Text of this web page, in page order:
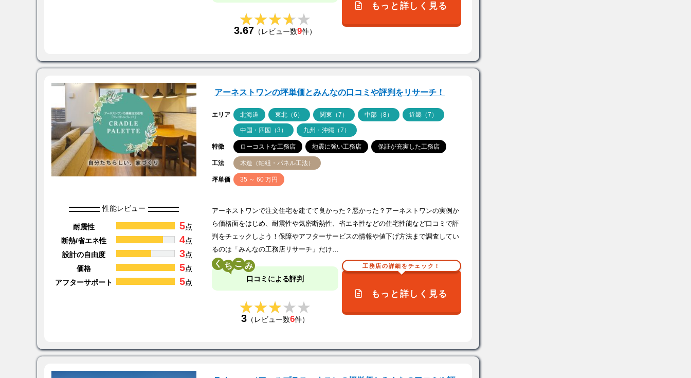
★★★★★
★★★★★
3.67 （レビュー数9件）
もっと詳しく見る
アーネストワンの坪単価とみんなの口コミや評判をリサーチ！
エリア 北海道 東北（6） 関東（7） 中部（8） 近畿（7）
中国・四国（3） 九州・沖縄（7）
特徴 ローコストな工務店 地震に強い工務店 保証が充実した工務店
工法 木造（軸組・パネル工法）
坪単価 35 ～ 60 万円
性能レビュー
耐震性 5点
断熱/省エネ性
4点
設計の自由度
3点
価格
5点
アフターサポート
5点
アーネストワンで注文住宅を建てて良かった？悪かった？アーネストワンの実例か
ら価格面をはじめ、耐震性や気密断熱性、省エネ性などの住宅性能など口コミで評
判をチェックしよう！保障やアフターサービスの情報や値下げ方法まで調査してい
るのは「みんなの工務店リサーチ」だけ…
く こ
口コミによる評判
★★★★★
★★★★★
3 （レビュー数6件）
工務店の詳細をチェック！
もっと詳しく見る